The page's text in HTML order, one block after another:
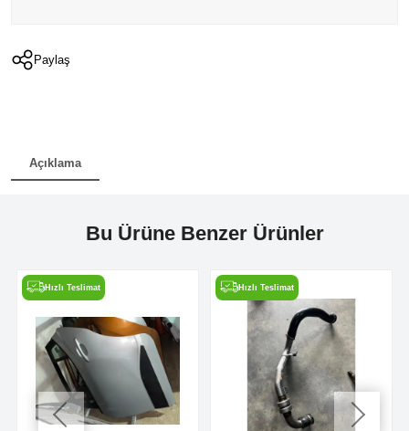
Paylaş
Açıklama
Bu Ürüne Benzer Ürünler
Hızlı Teslimat Hızlı Teslimat